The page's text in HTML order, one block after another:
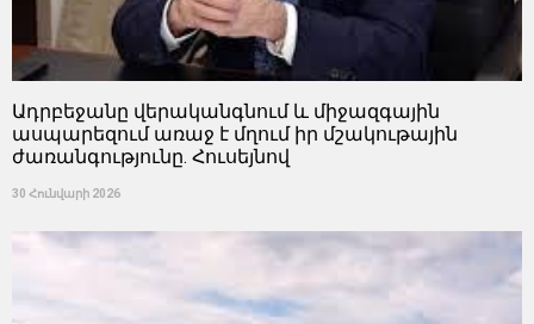
Ադրբեջանը վերականգնում և միջազգային
ասպարեզում առաջ է մղում իր մշակութային
ժառանգությունը. Հուսեյնով
30 Հունվարի 2026